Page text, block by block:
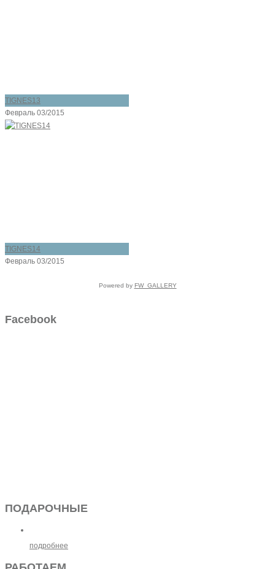
TIGNES13
Февраль 03/2015
TIGNES14
Февраль 03/2015
Powered by FW_GALLERY
Facebook
ПОДАРОЧНЫЕ
подробнее